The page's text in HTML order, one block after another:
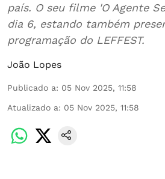
país. O seu filme 'O Agente
dia 6, estando também
programação do LEFFEST.
João Lopes
Publicado a: 05 Nov 2025, 11:58
Atualizado a: 05 Nov 2025, 11:58